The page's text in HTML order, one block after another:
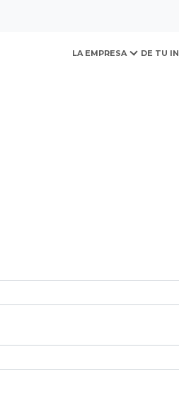
y
LA EMPRESA DE TU